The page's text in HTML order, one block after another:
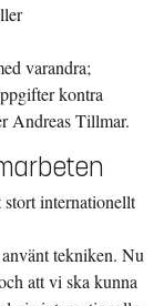
varandra;
kontra
Andreas Tillmar.
internationellt
tekniken. Nu
att vi ska kunna